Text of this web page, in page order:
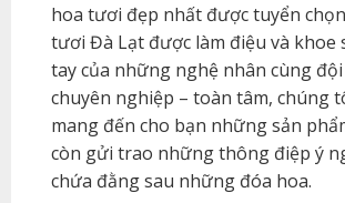
hoa tươi đẹp nhất được tuyển
tươi Đà Lạt được làm điệu và khoe
tay của những nghệ nhân cùng
chuyên nghiệp – toàn tâm, chúng
mang đến cho bạn những sản
còn gửi trao những thông điệp ý
chứa đằng sau những đóa hoa.